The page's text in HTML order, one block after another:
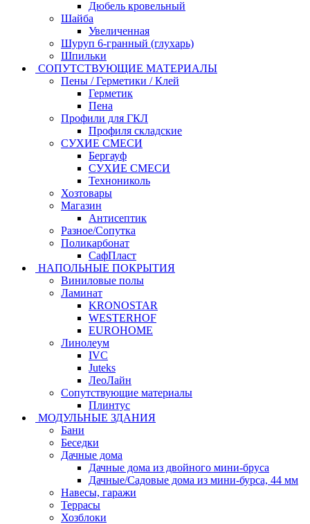
Дюбель кровельный
Шайба
Увеличенная
Шуруп 6-гранный (глухарь)
Шпильки
СОПУТСТВУЮЩИЕ МАТЕРИАЛЫ
Пены / Герметики / Клей
Герметик
Пена
Профили для ГКЛ
Профиля складские
СУХИЕ СМЕСИ
Бергауф
СУХИЕ СМЕСИ
Технониколь
Хозтовары
Магазин
Антисептик
Разное/Сопутка
Поликарбонат
СафПласт
НАПОЛЬНЫЕ ПОКРЫТИЯ
Виниловые полы
Ламинат
KRONOSTAR
WESTERHOF
EUROHOME
Линолеум
IVC
Juteks
ЛеоЛайн
Сопутствующие материалы
Плинтус
МОДУЛЬНЫЕ ЗДАНИЯ
Бани
Беседки
Дачные дома
Дачные дома из двойного мини-бруса
Дачные/Садовые дома из мини-бурса, 44 мм
Навесы, гаражи
Террасы
Хозблоки